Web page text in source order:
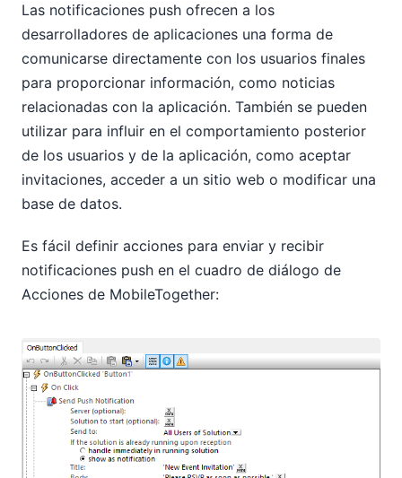
Las notificaciones push ofrecen a los
desarrolladores de aplicaciones una forma de
comunicarse directamente con los usuarios finales
para proporcionar información, como noticias
relacionadas con la aplicación. También se pueden
utilizar para influir en el comportamiento posterior
de los usuarios y de la aplicación, como aceptar
invitaciones, acceder a un sitio web o modificar una
base de datos.
Es fácil definir acciones para enviar y recibir
notificaciones push en el cuadro de diálogo de
Acciones de MobileTogether: